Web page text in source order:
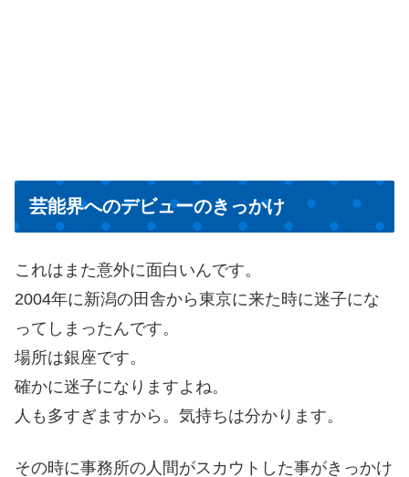
芸能界へのデビューのきっかけ
これはまた意外に面白いんです。
2004年に新潟の田舎から東京に来た時に迷子にな
ってしまったんです。
場所は銀座です。
確かに迷子になりますよね。
人も多すぎますから。気持ちは分かります。
その時に事務所の人間がスカウトした事がきっかけ